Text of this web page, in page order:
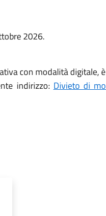
2026.
con modalità digitale,
indirizzo: Divieto di